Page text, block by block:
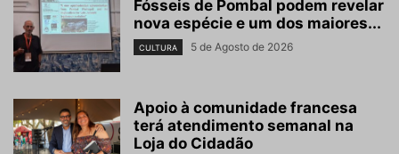
Fósseis de Pombal podem revelar
nova espécie e um dos maiores...
CULTURA 5 de Agosto de 2026
Apoio à comunidade francesa
terá atendimento semanal na
Loja do Cidadão